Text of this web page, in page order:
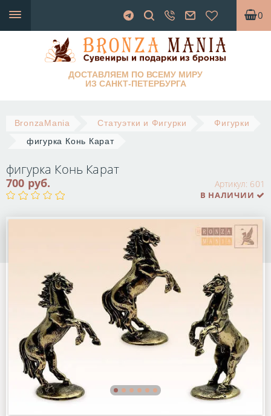
0
ДОСТАВЛЯЕМ ПО ВСЕМУ МИРУ
ИЗ САНКТ-ПЕТЕРБУРГА
BronzaMania Статуэтки и Фигурки
Фигурки
фигурка Конь Карат
фигурка Конь Карат
Артикул: 601
700 руб.
В НАЛИЧИИ